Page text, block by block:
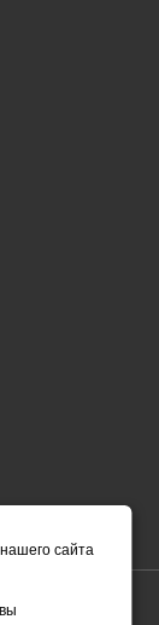
и не
сайта